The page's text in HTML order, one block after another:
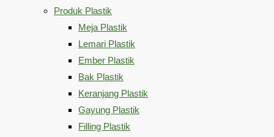
Produk Plastik
Meja Plastik
Lemari Plastik
Ember Plastik
Bak Plastik
Keranjang Plastik
Gayung Plastik
Filling Plastik